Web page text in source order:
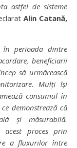
astfel de sisteme
Alin Catană,
în perioada dintre
beneficiarii
ncep să urmărească
Mulțiîși
ăconsumulîn
ce demonstrează că
ă și măsurabilă.
proces prin
a fluxurilorîntre